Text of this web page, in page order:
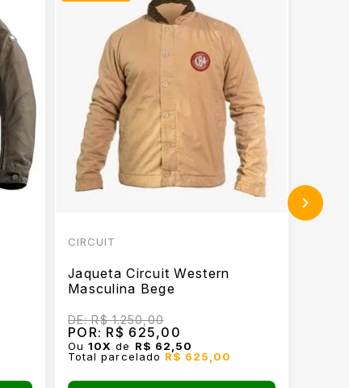
CIRCUIT
Jaqueta Circuit Western
Masculina Bege
DE:R$ 1.250,00
POR: R$ 625,00
Ou10X de R$ 62,50
Total parcelado R$ 625,00